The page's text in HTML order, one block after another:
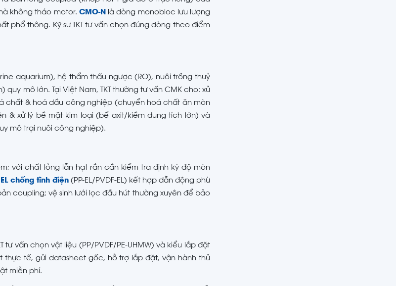
không tháo motor. CMO-Nlà dòng monobloc lưu lượng
phổ thông. Kỹ sư TKT tư vấn chọn đúng dòng theo điểm
aquarium), hệ thẩm thấu ngược (RO), nuôi trồng thuỷ
mô lớn. Tại Việt Nam, TKT thường tư vấn CMK cho: xử
chất & hoá dầu công nghiệp (chuyển hoá chất ăn mòn
& xử lý bề mặt kim loại (bể axit/kiềm dung tích lớn) và
mô trại nuôi công nghiệp).
với chất lỏng lẫn hạt rắn cần kiểm tra định kỳ độ mòn
EL chống tĩnh điện (PP-EL/PVDF-EL) kết hợp dẫn động phù
coupling; vệ sinh lưới lọc đầu hút thường xuyên để bảo
tư vấn chọn vật liệu (PP/PVDF/PE-UHMW) và kiểu lắp đặt
tế, gửi datasheet gốc, hỗ trợ lắp đặt, vận hành thử
miễn phí.